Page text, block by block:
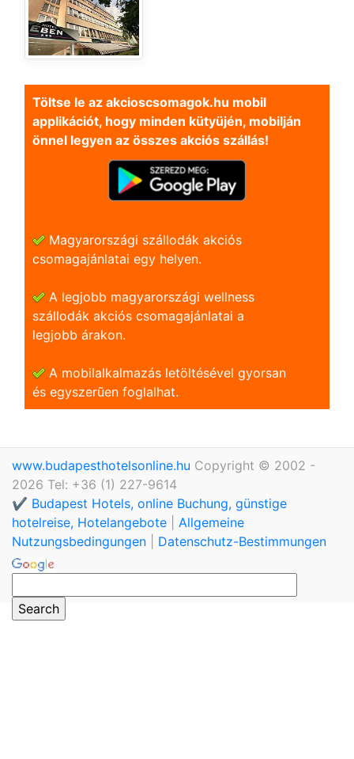
Töltse le az akcioscsomagok.hu mobil
applikációt, hogy minden kütyüjén, mobilján
önnel legyen az összes akciós szállás!
Magyarországi szállodák akciós
csomagajánlatai egy helyen.
A legjobb magyarországi wellness
szállodák akciós csomagajánlatai a
legjobb árakon.
A mobilalkalmazás letöltésével gyorsan
és egyszerũen foglalhat.
www.budapesthotelsonline.hu Copyright © 2002 -
2026 Tel: +36 (1) 227-9614
✔️ Budapest Hotels, online Buchung, günstige
hotelreise, Hotelangebote
Allgemeine
Nutzungsbedingungen
Datenschutz-Bestimmungen